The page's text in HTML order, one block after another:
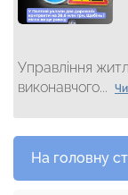
Управління
виконавчого...
На головну